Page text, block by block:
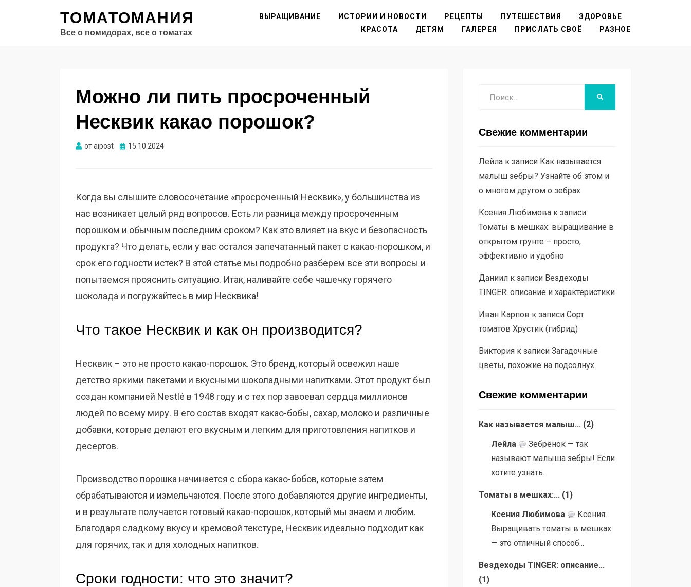
ТОМАТОМАНИЯ
Все о помидорах, все о томатах
ВЫРАЩИВАНИЕ ИСТОРИИ И НОВОСТИ РЕЦЕПТЫ ПУТЕШЕСТВИЯ
ЗДОРОВЬЕ
КРАСОТА
ДЕТЯМ ГАЛЕРЕЯ ПРИСЛАТЬ СВОЁ РАЗНОЕ
Можно ли пить просроченный
Несквик какао порошок?
отaipost Опубликовано
15.10.2024
Когда вы слышите словосочетание «просроченный Несквик», у большинства из
нас возникает целый ряд вопросов. Есть ли разница между просроченным
порошком и обычным последним сроком? Как это влияет на вкус и безопасность
продукта? Что делать, если у вас остался запечатанный пакет с какао-порошком, и
срок его годности истек? В этой статье мы подробно разберем все эти вопросы и
попытаемся прояснить ситуацию. Итак, наливайте себе чашечку горячего
шоколада и погружайтесь в мир Несквика!
Что такое Несквик и как он производится?
Несквик – это не просто какао-порошок. Это бренд, который освежил наше
детство яркими пакетами и вкусными шоколадными напитками. Этот продукт был
создан компанией Nestlé в 1948 году и с тех пор завоевал сердца миллионов
людей по всему миру. В его состав входят какао-бобы, сахар, молоко и различные
добавки, которые делают его вкусным и легким для приготовления напитков и
десертов.
Производство порошка начинается с сбора какао-бобов, которые затем
обрабатываются и измельчаются. После этого добавляются другие ингредиенты,
и в результате получается готовый какао-порошок, который мы знаем и любим.
Благодаря сладкому вкусу и кремовой текстуре, Несквик идеально подходит как
для горячих, так и для холодных напитков.
Сроки годности: что это значит?
Свежие комментарии
Лейлак записи Как называется
малыш зебры? Узнайте об этом и
о многом другом о зебрах
Ксения Любимовак записи
Томаты в мешках: выращивание в
открытом грунте – просто,
эффективно и удобно
Даниилк записи Вездеходы
TINGER: описание и характеристики
Иван Карпов к записи Сорт
томатов Хрустик (гибрид)
Викторияк записи Загадочные
цветы, похожие на подсолнух
Свежие комментарии
Как называется малыш... (2)
Лейла
Зебрёнок — так
называют малыша зебры! Если
хотите узнать...
Томаты в мешках:... (1)
Ксения Любимова
Ксения:
Выращивать томаты в мешках
— это отличный способ...
Вездеходы TINGER: описание...
(1)